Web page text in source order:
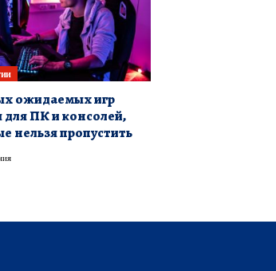
ожидаемых игр
для ПК и консолей,
нельзя пропустить